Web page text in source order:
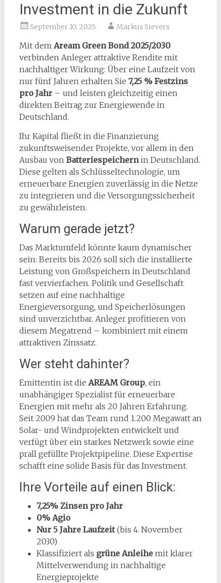
Investment in die Zukunft
September 10, 2025 Markus Sievers
Mit dem Aream Green Bond 2025/2030
verbinden Anleger attraktive Rendite mit
nachhaltiger Wirkung: Über eine Laufzeit von
nur fünf Jahren erhalten Sie 7,25 % Festzins
pro Jahr– und leisten gleichzeitig einen
direkten Beitrag zur Energiewende in
Deutschland.
Ihr Kapital fließt in die Finanzierung
zukunftsweisender Projekte, vor allem in den
Ausbau von Batteriespeichernin Deutschland.
Diese gelten als Schlüsseltechnologie, um
erneuerbare Energien zuverlässig in die Netze
zu integrieren und die Versorgungssicherheit
zu gewährleisten.
Warum gerade jetzt?
Das Marktumfeld könnte kaum dynamischer
sein: Bereits bis 2026 soll sich die installierte
Leistung von Großspeichern in Deutschland
fast vervierfachen. Politik und Gesellschaft
setzen auf eine nachhaltige
Energieversorgung, und Speicherlösungen
sind unverzichtbar. Anleger profitieren von
diesem Megatrend – kombiniert mit einem
attraktiven Zinssatz.
Wer steht dahinter?
Emittentin ist die AREAM Group, ein
unabhängiger Spezialist für erneuerbare
Energien mit mehr als 20 Jahren Erfahrung.
Seit 2009 hat das Team rund 1.200 Megawatt an
Solar- und Windprojekten entwickelt und
verfügt über ein starkes Netzwerk sowie eine
prall gefüllte Projektpipeline. Diese Expertise
schafft eine solide Basis für das Investment.
Ihre Vorteile auf einen Blick:
7,25% Zinsen pro Jahr
0% Agio
Nur 5 Jahre Laufzeit(bis 4. November
2030)
Klassifiziert als grüne Anleihemit klarer
Mittelverwendung in nachhaltige
Energieprojekte